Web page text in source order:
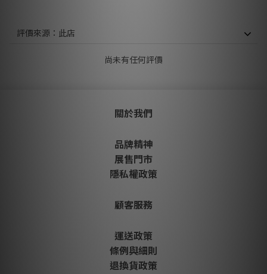
尚未有任何評價
關於我們
品牌精神
展售門市
隱私權政策
顧客服務
運送政策
條例與細則
退換貨政策